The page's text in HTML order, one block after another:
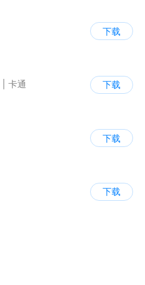
下载
卡通
下载
下载
下载